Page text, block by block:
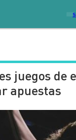
juegos de
apuestas